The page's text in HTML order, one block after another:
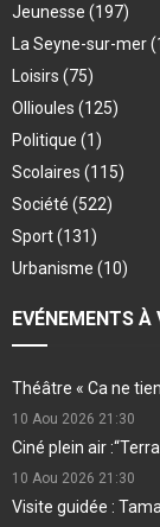
Jeunesse (197)
La Seyne-sur-mer
Loisirs (75)
Ollioules (125)
Politique (1)
Scolaires (115)
Société (522)
Sport(131)
Urbanisme (10)
EVÉNEMENTS À
Théâtre « Ca ne
10 Aou 2026 21:30
Ciné plein air
10 Aou 2026 21:30
Visite guidée :